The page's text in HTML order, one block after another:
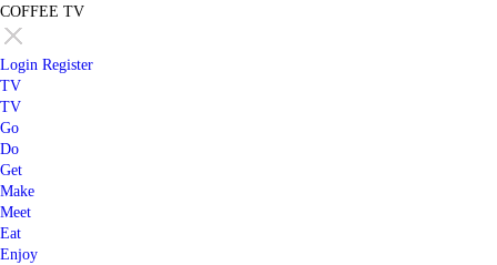
COFFEE TV
Login Register
TV
TV
Go
Do
Get
Make
Meet
Eat
Enjoy